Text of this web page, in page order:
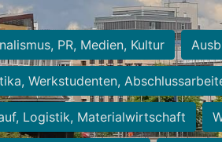
PR, Medien, Kultur
Werkstudenten,
Logistik, Materialwirtschaft